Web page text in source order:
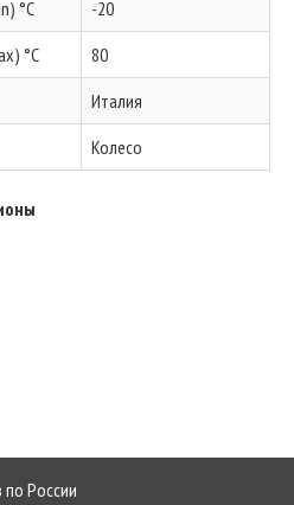
°C
-20
°C
80
Италия
Колесо
России